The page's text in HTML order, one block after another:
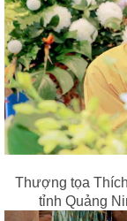
Thượng tọa
tỉnh Quảng